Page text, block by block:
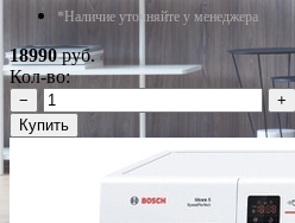
*Наличие уточняйте у менеджера
18990руб.
Кол-во:
−
+
Купить